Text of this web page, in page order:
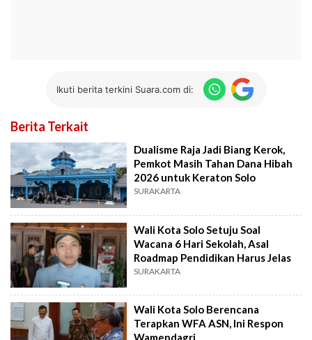
Ikuti berita terkini Suara.com di:
Berita Terkait
Dualisme Raja Jadi Biang Kerok,
Pemkot Masih Tahan Dana Hibah
2026 untuk Keraton Solo
SURAKARTA
Wali Kota Solo Setuju Soal
Wacana 6 Hari Sekolah, Asal
Roadmap Pendidikan Harus Jelas
SURAKARTA
Wali Kota Solo Berencana
Terapkan WFA ASN, Ini Respon
Wamendagri